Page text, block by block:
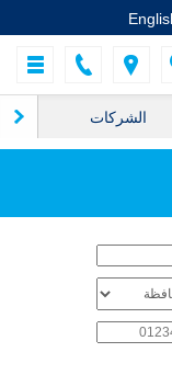
الشركات